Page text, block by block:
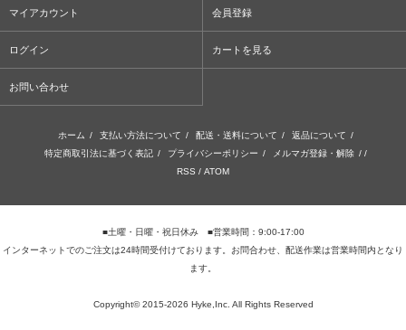
マイアカウント 会員登録
ログイン カートを見る
お問い合わせ
ホーム / 支払い方法について / 配送・送料について / 返品について /
特定商取引法に基づく表記 / プライバシーポリシー / メルマガ登録・解除 / /
RSS / ATOM
■土曜・日曜・祝日休み ■営業時間：9:00-17:00
インターネットでのご注文は24時間受付けております。お問合わせ、配送作業は営業時間内となり
ます。
Copyright© 2015-2026 Hyke,Inc. All Rights Reserved